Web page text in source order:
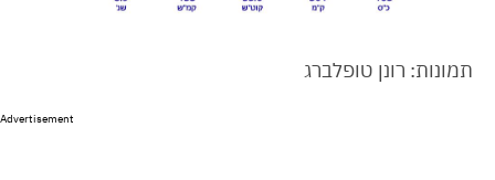
תמונות: רונן טופלברג
Advertisement